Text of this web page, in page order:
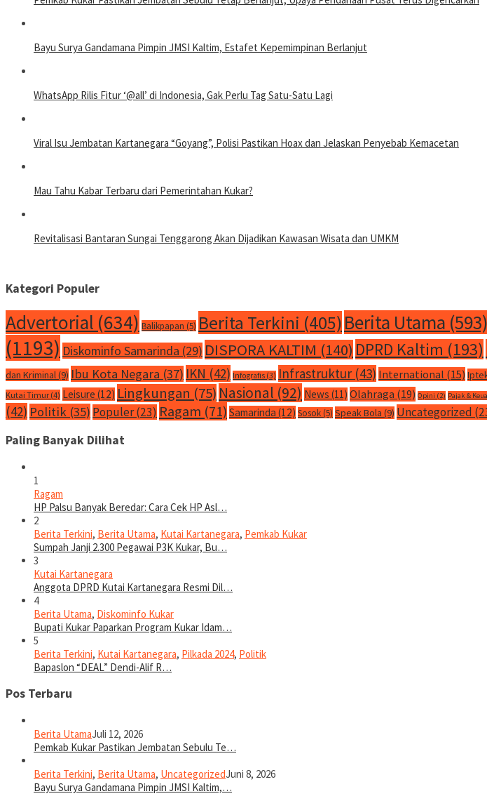
Bayu Surya Gandamana Pimpin JMSI Kaltim, Estafet Kepemimpinan Berlanjut
WhatsApp Rilis Fitur ‘@all’ di Indonesia, Gak Perlu Tag Satu-Satu Lagi
Viral Isu Jembatan Kartanegara “Goyang”, Polisi Pastikan Hoax dan Jelaskan Penyebab Kemacetan
Mau Tahu Kabar Terbaru dari Pemerintahan Kukar?
Revitalisasi Bantaran Sungai Tenggarong Akan Dijadikan Kawasan Wisata dan UMKM
Kategori Populer
Advertorial (634) Balikpapan (5) Berita Terkini (405)Berita Utama (593)
(1193) Diskominfo Samarinda (29) DISPORA KALTIM (140) DPRD Kaltim (193)
dan Kriminal(9) Ibu Kota Negara (37) IKN (42) Infografis (3) Infrastruktur (43) International (15)
Kutai Timur (4) Leisure (12) Lingkungan (75) Nasional (92) News (11) Olahraga (19) Opini (2) Pajak &
(42) Politik (35) Populer(23) Ragam (71) Samarinda (12) Sosok(5) Speak Bola (9) Uncategorized
Paling Banyak Dilihat
1
Ragam
HP Palsu Banyak Beredar: Cara Cek HP Asl…
2
Berita Terkini, Berita Utama, Kutai Kartanegara, Pemkab Kukar
Sumpah Janji 2.300 Pegawai P3K Kukar, Bu…
3
Kutai Kartanegara
Anggota DPRD Kutai Kartanegara Resmi Dil…
4
Berita Utama, Diskominfo Kukar
Bupati Kukar Paparkan Program Kukar Idam…
5
Berita Terkini, Kutai Kartanegara, Pilkada 2024, Politik
Bapaslon “DEAL” Dendi-Alif R…
Pos Terbaru
Berita UtamaJuli 12, 2026
Pemkab Kukar Pastikan Jembatan Sebulu Te…
Berita Terkini, Berita Utama, UncategorizedJuni 8, 2026
Bayu Surya Gandamana Pimpin JMSI Kaltim,…